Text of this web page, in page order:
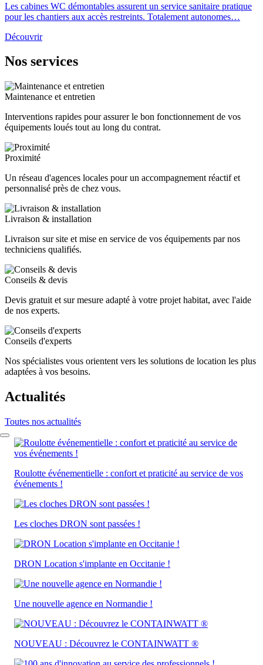
Les cabines WC démontables assurent un service sanitaire pratique
pour les chantiers aux accès restreints. Totalement autonomes…
Découvrir
Nos services
Maintenance et entretien
Interventions rapides pour assurer le bon fonctionnement de vos
équipements loués tout au long du contrat.
Proximité
Un réseau d'agences locales pour un accompagnement réactif et
personnalisé près de chez vous.
Livraison & installation
Livraison sur site et mise en service de vos équipements par nos
techniciens qualifiés.
Conseils & devis
Devis gratuit et sur mesure adapté à votre projet habitat, avec l'aide
de nos experts.
Conseils d'experts
Nos spécialistes vous orientent vers les solutions de location les plus
adaptées à vos besoins.
Actualités
Toutes nos actualités
Roulotte événementielle : confort et praticité au service de vos
événements !
Les cloches DRON sont passées !
DRON Location s'implante en Occitanie !
Une nouvelle agence en Normandie !
NOUVEAU : Découvrez le CONTAINWATT ®